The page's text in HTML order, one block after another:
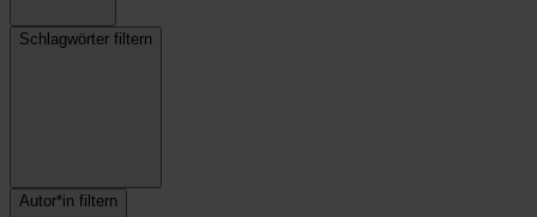
Schlagwörter filtern
Autor*in filtern